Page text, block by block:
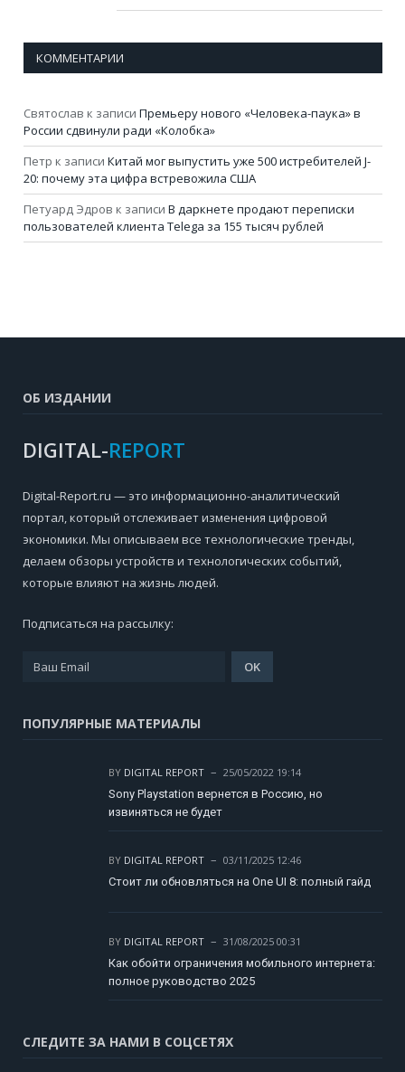
КОММЕНТАРИИ
Святослав к записи Премьеру нового «Человека-паука» в
России сдвинули ради «Колобка»
Петр к записи Китай мог выпустить уже 500 истребителей J-
20: почему эта цифра встревожила США
Петуард Эдров к записи В даркнете продают переписки
пользователей клиента Telega за 155 тысяч рублей
ОБ ИЗДАНИИ
DIGITAL-REPORT
Digital-Report.ru — это информационно-аналитический
портал, который отслеживает изменения цифровой
экономики. Мы описываем все технологические тренды,
делаем обзоры устройств и технологических событий,
которые влияют на жизнь людей.
Подписаться на рассылку:
ПОПУЛЯРНЫЕ МАТЕРИАЛЫ
BY DIGITAL REPORT
25/05/2022 19:14
Sony Playstation вернется в Россию, но
извиняться не будет
BY DIGITAL REPORT
03/11/2025 12:46
Стоит ли обновляться на One UI 8: полный гайд
BY DIGITAL REPORT
31/08/2025 00:31
Как обойти ограничения мобильного интернета:
полное руководство 2025
СЛЕДИТЕ ЗА НАМИ В СОЦСЕТЯХ